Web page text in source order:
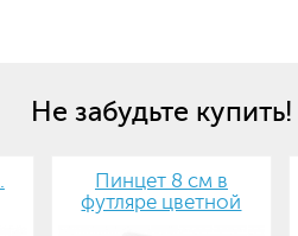
Не забудьте купить!
Пинцет 8 см в
футляре цветной